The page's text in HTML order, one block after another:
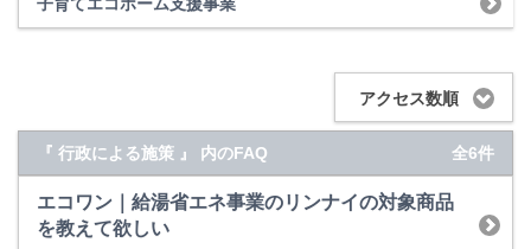
アクセス数順
『 行政による施策 』 内のFAQ 全6件
エコワン｜給湯省エネ事業のリンナイの対象商品
を教えて欲しい